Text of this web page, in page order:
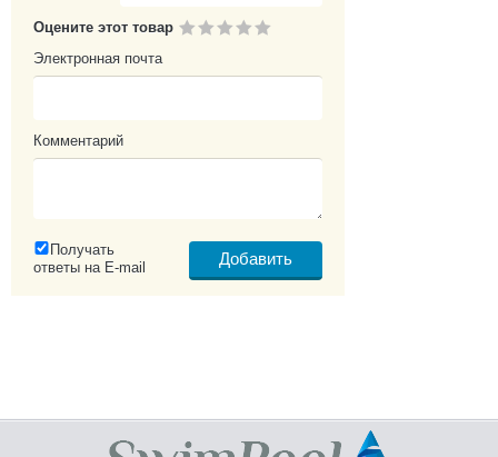
Оцените этот товар
Электронная почта
Комментарий
Получать
ответы на E-mail